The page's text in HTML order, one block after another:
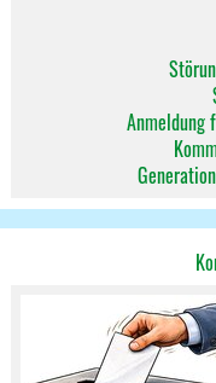
Anmeldung